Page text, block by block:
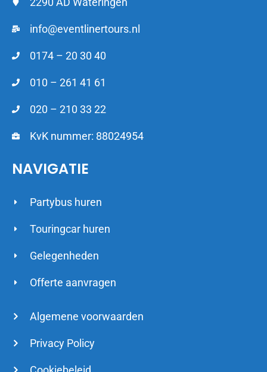
info@eventlinertours.nl
0174 – 20 30 40
010 – 261 41 61
020 – 210 33 22
KvK nummer: 88024954
NAVIGATIE
Partybus huren
Touringcar huren
Gelegenheden
Offerte aanvragen
Algemene voorwaarden
Privacy Policy